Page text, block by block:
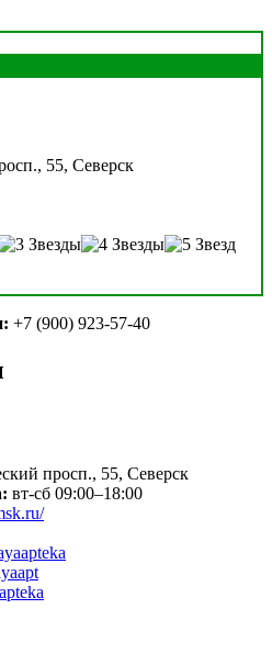
55, Северск
+7 (900) 923-57-40
просп., 55, Северск
вт-сб 09:00–18:00